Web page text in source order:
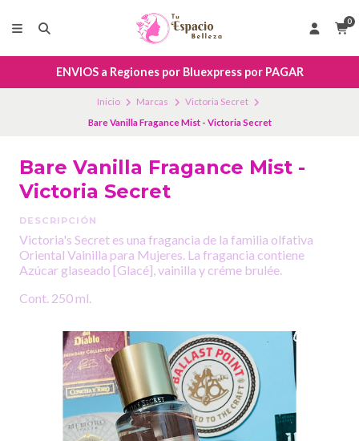
0
ENVIOS a Regiones por Bluexpress por PAGAR
Inicio Marcas
Victoria Secret
Bare Vanilla Fragance Mist - Victoria Secret
Bare Vanilla Fragance Mist -
Victoria Secret
DESCRIPCIÓN
Victoria's Secret es una fragancia de la familia olfativa
Oriental Vainilla para Mujeres. La fragancia contiene
Azúcar glaseado [Glacé], vainilla y créme brulée.
Cont. 250 ml.